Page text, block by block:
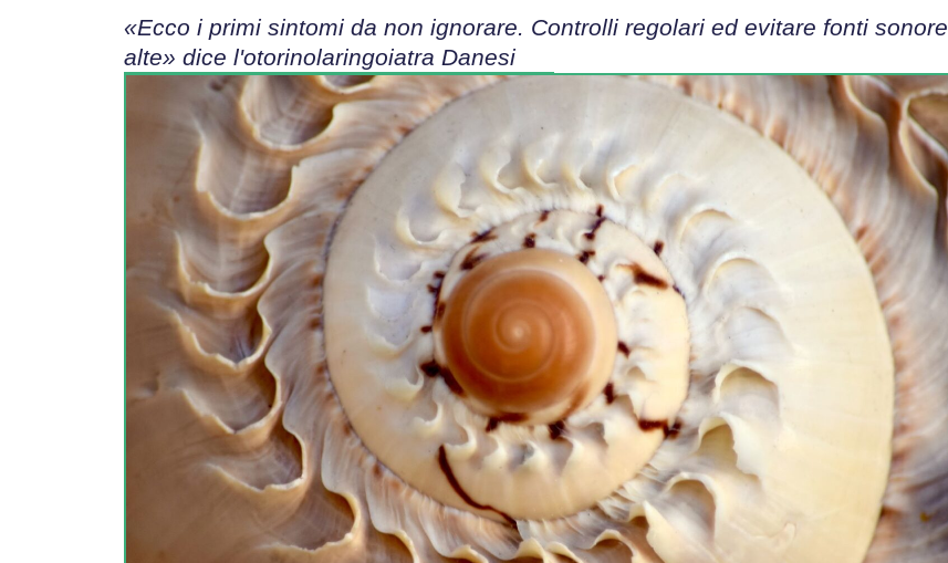
«Ecco i primi sintomi da non ignorare. Controlli regolari ed evitare fonti sonore
alte» dice l'otorinolaringoiatra Danesi